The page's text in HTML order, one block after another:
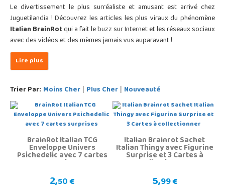
Le divertissement le plus surréaliste et amusant est arrivé chez
Juguetilandia ! Découvrez les articles les plus viraux du phénomène
Italian BrainRotqui a fait le buzz sur Internet et les réseaux sociaux
avec des vidéos et des mèmes jamais vus auparavant !
Trier Par: Moins Cher | Plus Cher | Nouveauté
BrainRot Italian TCG
Enveloppe Univers
Psichedelic avec 7 cartes
surprises
2,50 €
Italian Brainrot Sachet
Italian Thingy avec Figurine
Surprise et 3 Cartes à
collectionner
5,99 €